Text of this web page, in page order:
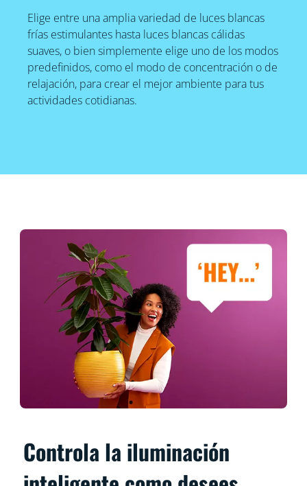
Elige entre una amplia variedad de luces blancas
frías estimulantes hasta luces blancas cálidas
suaves, o bien simplemente elige uno de los modos
predefinidos, como el modo de concentración o de
relajación, para crear el mejor ambiente para tus
actividades cotidianas.
Controla la iluminación